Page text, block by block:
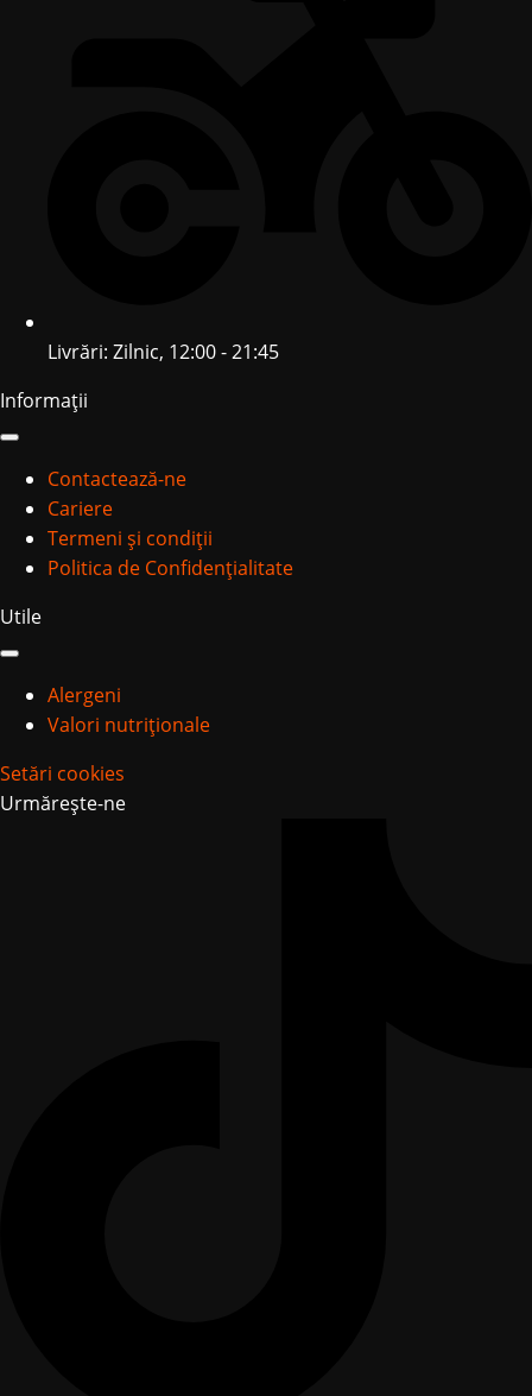
Livrări: Zilnic, 12:00 - 21:45
Informații
Contactează-ne
Cariere
Termeni și condiții
Politica de Confidențialitate
Utile
Alergeni
Valori nutriționale
Setări cookies
Urmărește-ne